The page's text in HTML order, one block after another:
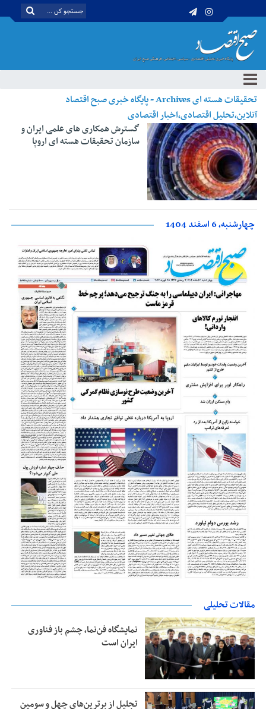
تحقیقات هسته ای Archives - پایگاه خبری صبح اقتصاد
آنلاین،تحلیل اقتصادی،اخبار اقتصادی
گسترش همکاری های علمی ایران و
سازمان تحقیقات هسته ای اروپا
چهارشنبه، 6 اسفند 1404
مقالات تحلیلی
نمایشگاه فن‌نما، چشم باز فناوری
ایران است
تجلیل از بر‌ترین‌های چهل و سومین